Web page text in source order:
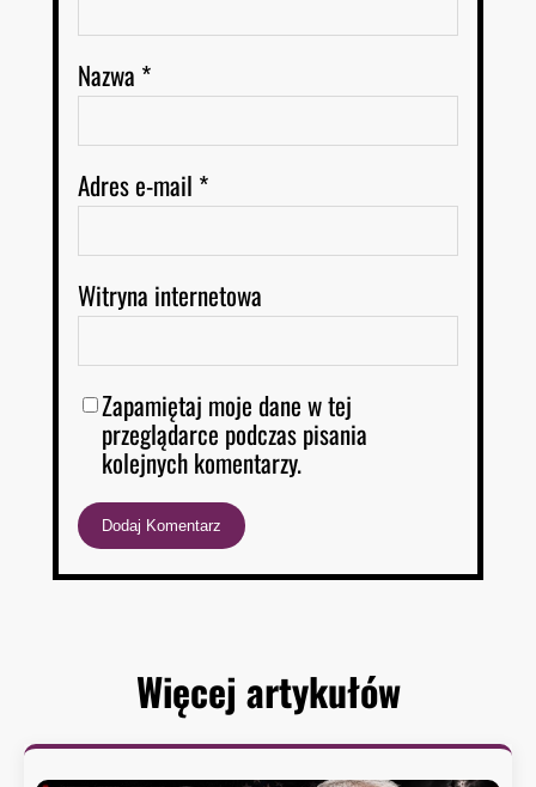
Nazwa *
Adres e-mail *
Witryna internetowa
Zapamiętaj moje dane w tej
przeglądarce podczas pisania
kolejnych komentarzy.
Więcej artykułów